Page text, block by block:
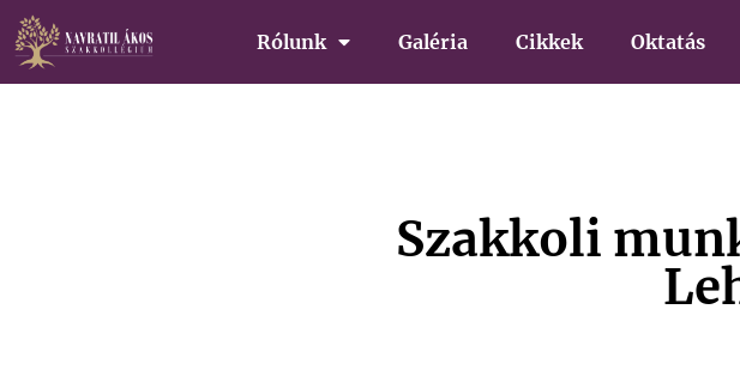
Rólunk Galéria Cikkek Oktatás
Szakkoli